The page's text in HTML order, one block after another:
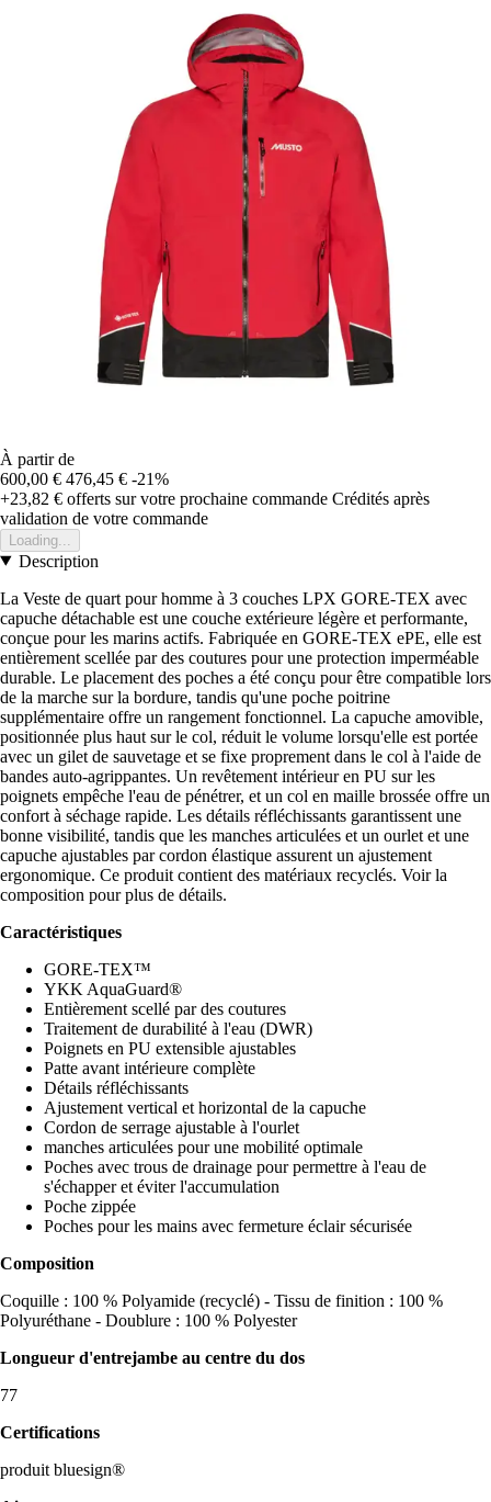
À partir de
600,00 € 476,45 € -21%
+23,82 € offerts sur votre prochaine commande Crédités après
validation de votre commande
Loading...
Description
La Veste de quart pour homme à 3 couches LPX GORE-TEX avec
capuche détachable est une couche extérieure légère et performante,
conçue pour les marins actifs. Fabriquée en GORE-TEX ePE, elle est
entièrement scellée par des coutures pour une protection imperméable
durable. Le placement des poches a été conçu pour être compatible lors
de la marche sur la bordure, tandis qu'une poche poitrine
supplémentaire offre un rangement fonctionnel. La capuche amovible,
positionnée plus haut sur le col, réduit le volume lorsqu'elle est portée
avec un gilet de sauvetage et se fixe proprement dans le col à l'aide de
bandes auto-agrippantes. Un revêtement intérieur en PU sur les
poignets empêche l'eau de pénétrer, et un col en maille brossée offre un
confort à séchage rapide. Les détails réfléchissants garantissent une
bonne visibilité, tandis que les manches articulées et un ourlet et une
capuche ajustables par cordon élastique assurent un ajustement
ergonomique. Ce produit contient des matériaux recyclés. Voir la
composition pour plus de détails.
Caractéristiques
GORE-TEX™
YKK AquaGuard®
Entièrement scellé par des coutures
Traitement de durabilité à l'eau (DWR)
Poignets en PU extensible ajustables
Patte avant intérieure complète
Détails réfléchissants
Ajustement vertical et horizontal de la capuche
Cordon de serrage ajustable à l'ourlet
manches articulées pour une mobilité optimale
Poches avec trous de drainage pour permettre à l'eau de
s'échapper et éviter l'accumulation
Poche zippée
Poches pour les mains avec fermeture éclair sécurisée
Composition
Coquille : 100 % Polyamide (recyclé) - Tissu de finition : 100 %
Polyuréthane - Doublure : 100 % Polyester
Longueur d'entrejambe au centre du dos
77
Certifications
produit bluesign®